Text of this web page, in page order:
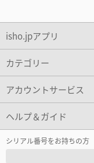
isho.jpアプリ
カテゴリー
アカウントサービス
ヘルプ＆ガイド
シリアル番号をお持ちの方